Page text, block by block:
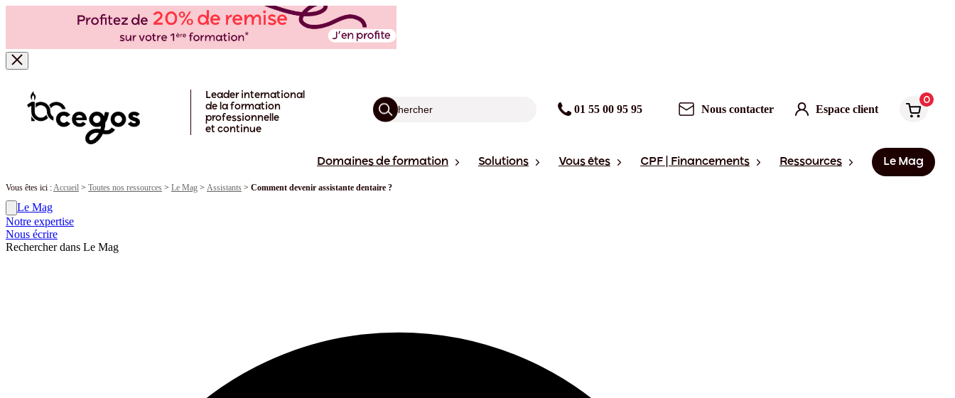
Leader international
de la formation
professionnelle
et continue
01 55 00 95 95 Nous contacter Espace client
0
Domaines de formation Solutions Vous êtes CPF | Financements Ressources Le Mag
Vous êtes ici :Accueil > Toutes nos ressources > Le Mag > Assistants > Comment devenir assistante dentaire ?
Le Mag
Notre expertise
Nous écrire
Rechercher dans Le Mag